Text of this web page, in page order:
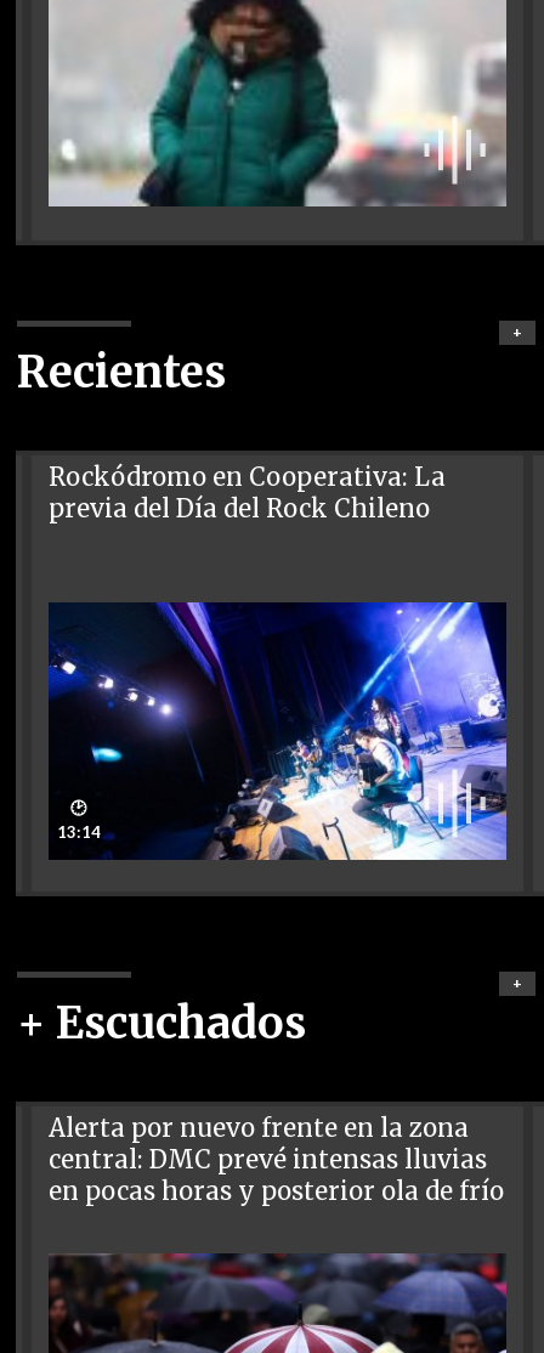
Recientes
+
Rockódromo en Cooperativa: La
previa del Día del Rock Chileno
🕑
13:14
+ Escuchados
+
Alerta por nuevo frente en la zona
central: DMC prevé intensas lluvias
en pocas horas y posterior ola de frío